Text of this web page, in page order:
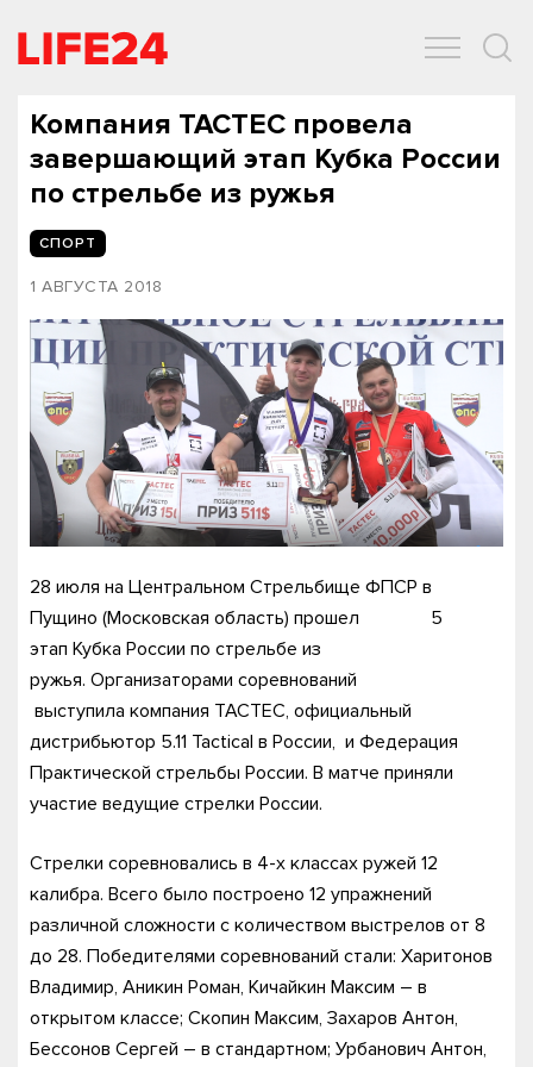
Компания TACTEC провела
завершающий этап Кубка России
по стрельбе из ружья
СПОРТ
1 АВГУСТА 2018
28 июля на Центральном Стрельбище ФПСР в
Пущино (Московская область) прошел 5
этап Кубка России по стрельбе из
ружья. Организаторами соревнований
выступила компания TACTEC, официальный
дистрибьютор 5.11 Tactical в России, и Федерация
Практической стрельбы России. В матче приняли
участие ведущие стрелки России.
Стрелки соревновались в 4-х классах ружей 12
калибра. Всего было построено 12 упражнений
различной сложности с количеством выстрелов от 8
до 28. Победителями соревнований стали: Харитонов
Владимир, Аникин Роман, Кичайкин Максим – в
открытом классе; Скопин Максим, Захаров Антон,
Бессонов Сергей – в стандартном; Урбанович Антон,